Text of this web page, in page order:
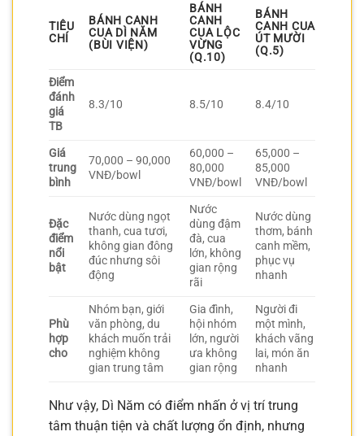
TIÊU
CHÍ
BÁNH CANH
CUA DÌ NĂM
(BÙI VIỆN)
BÁNH
CANH
CUA LỘC
VỪNG
(Q.10)
BÁNH
CANH CUA
ÚT MƯỜI
(Q.5)
Điểm
đánh
giá
TB
8.3/10 8.5/10 8.4/10
Giá
trung
bình
70,000 – 90,000
VNĐ/bowl
60,000 –
80,000
VNĐ/bowl
65,000 –
85,000
VNĐ/bowl
Đặc
điểm
nổi
bật
Nước dùng ngọt
thanh, cua tươi,
không gian đông
đúc nhưng sôi
động
Nước
dùng đậm
đà, cua
lớn, không
gian rộng
rãi
Nước dùng
thơm, bánh
canh mềm,
phục vụ
nhanh
Phù
hợp
cho
Nhóm bạn, giới
văn phòng, du
khách muốn trải
nghiệm không
gian trung tâm
Gia đình,
hội nhóm
lớn, người
ưa không
gian rộng
Người đi
một mình,
khách vãng
lai, món ăn
nhanh
Như vậy, Dì Năm có điểm nhấn ở vị trí trung
tâm thuận tiện và chất lượng ổn định, nhưng